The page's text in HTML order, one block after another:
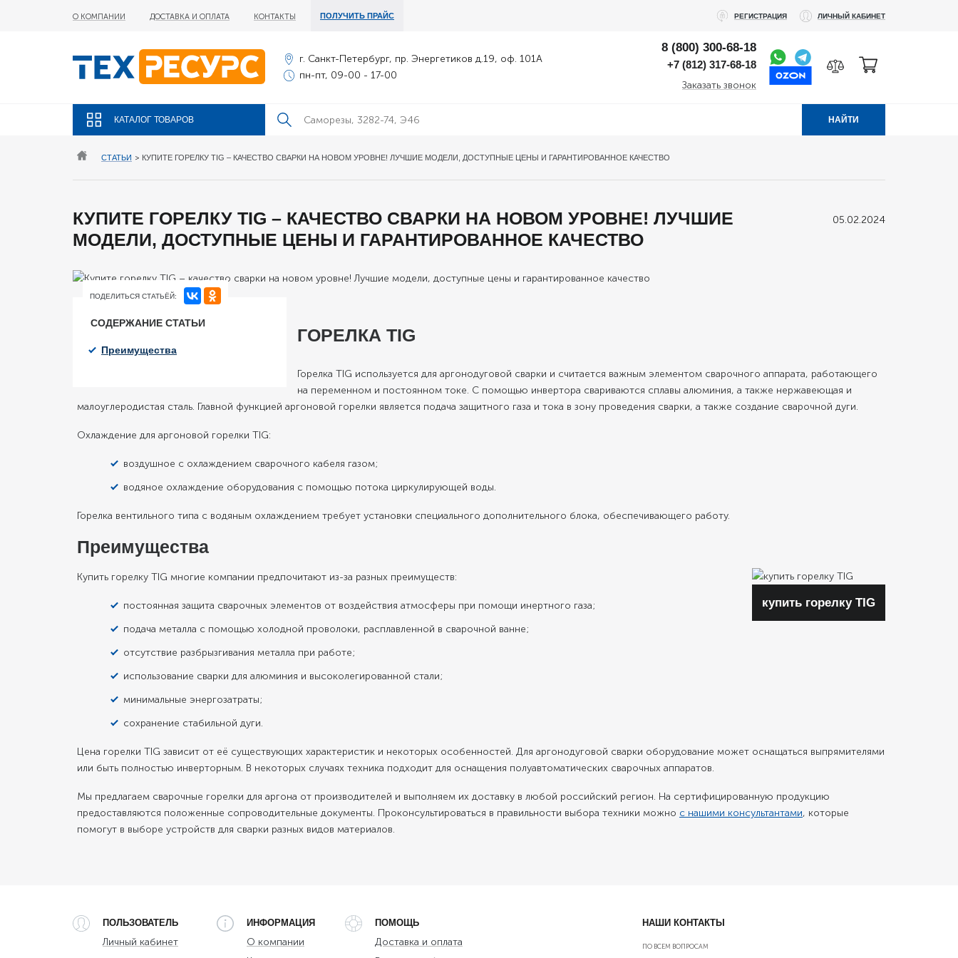
О КОМПАНИИ ДОСТАВКА И ОПЛАТА КОНТАКТЫ ПОЛУЧИТЬ ПРАЙС РЕГИСТРАЦИЯ ЛИЧНЫЙ КАБИНЕТ
г. Санкт-Петербург, пр. Энергетиков д.19, оф. 101А
пн-пт, 09-00 - 17-00
8 (800) 300-68-18
+7 (812) 317-68-18
Заказать звонок
КАТАЛОГ ТОВАРОВ НАЙТИ
СТАТЬИ > КУПИТЕ ГОРЕЛКУ TIG – КАЧЕСТВО СВАРКИ НА НОВОМ УРОВНЕ! ЛУЧШИЕ МОДЕЛИ, ДОСТУПНЫЕ ЦЕНЫ И ГАРАНТИРОВАННОЕ КАЧЕСТВО
05.02.2024
КУПИТЕ ГОРЕЛКУ TIG – КАЧЕСТВО СВАРКИ НА НОВОМ УРОВНЕ! ЛУЧШИЕ
МОДЕЛИ, ДОСТУПНЫЕ ЦЕНЫ И ГАРАНТИРОВАННОЕ КАЧЕСТВО
ПОДЕЛИТЬСЯ СТАТЬЁЙ:
СОДЕРЖАНИЕ СТАТЬИ
Преимущества
ГОРЕЛКА TIG
Горелка TIG используется для аргонодуговой сварки и считается важным элементом сварочного аппарата, работающего
на переменном и постоянном токе. С помощью инвертора свариваются сплавы алюминия, а также нержавеющая и
малоуглеродистая сталь. Главной функцией аргоновой горелки является подача защитного газа и тока в зону проведения сварки, а также создание сварочной дуги.
Охлаждение для аргоновой горелки TIG:
воздушное с охлаждением сварочного кабеля газом;
водяное охлаждение оборудования с помощью потока циркулирующей воды.
Горелка вентильного типа с водяным охлаждением требует установки специального дополнительного блока, обеспечивающего работу.
Преимущества
Купить горелку TIG многие компании предпочитают из-за разных преимуществ:
постоянная защита сварочных элементов от воздействия атмосферы при помощи инертного газа;
подача металла с помощью холодной проволоки, расплавленной в сварочной ванне;
отсутствие разбрызгивания металла при работе;
использование сварки для алюминия и высоколегированной стали;
минимальные энергозатраты;
сохранение стабильной дуги.
Цена горелки TIG зависит от её существующих характеристик и некоторых особенностей. Для аргонодуговой сварки оборудование может оснащаться выпрямителями
или быть полностью инверторным. В некоторых случаях техника подходит для оснащения полуавтоматических сварочных аппаратов.
Мы предлагаем сварочные горелки для аргона от производителей и выполняем их доставку в любой российский регион. На сертифицированную продукцию
предоставляются положенные сопроводительные документы. Проконсультироваться в правильности выбора техники можно с нашими консультантами, которые
помогут в выборе устройств для сварки разных видов материалов.
ПОЛЬЗОВАТЕЛЬ
Личный кабинет
ИНФОРМАЦИЯ
О компании
ПОМОЩЬ
Доставка и оплата
НАШИ КОНТАКТЫ
ПО ВСЕМ ВОПРОСАМ